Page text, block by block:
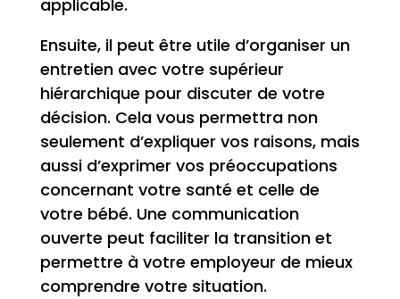
applicable.
Ensuite, il peut être utile d’organiser un
entretien avec votre supérieur
hiérarchique pour discuter de votre
décision. Cela vous permettra non
seulement d’expliquer vos raisons, mais
aussi d’exprimer vos préoccupations
concernant votre santé et celle de
votre bébé. Une communication
ouverte peut faciliter la transition et
permettre à votre employeur de mieux
comprendre votre situation.